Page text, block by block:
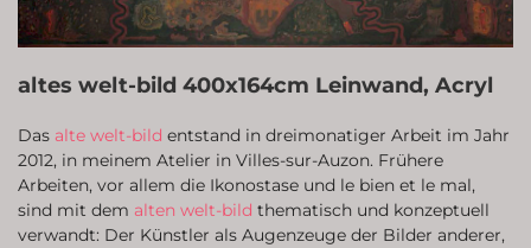
altes welt-bild 400x164cm Leinwand, Acryl
Das alte welt-bild entstand in dreimonatiger Arbeit im Jahr
2012, in meinem Atelier in Villes-sur-Auzon. Frühere
Arbeiten, vor allem die Ikonostase und le bien et le mal,
sind mit dem alten welt-bild thematisch und konzeptuell
verwandt: Der Künstler als Augenzeuge der Bilder anderer,